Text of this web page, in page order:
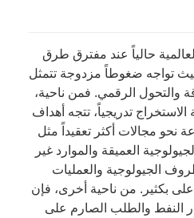
حالياً عند مفترق طرق
تواجه ضغوطاً مزدوجة تتمثل
والتحول الرقمي. فمن ناحية،
الاستخراج تدريجياً، تتجه أهداف
نحو مجالات أكثر تعقيداً مثل
العميقة والموارد غير
الجيولوجية والعمليات
بكثير. من ناحية أخرى، فإن
النفط والطلب الصارم على